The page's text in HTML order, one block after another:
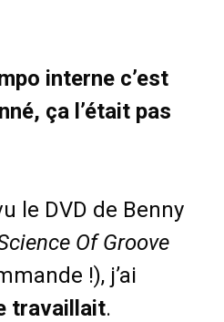
interne c’est
ça l’était pas
le DVD de Benny
Of Groove
!), j’ai
travaillait.